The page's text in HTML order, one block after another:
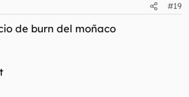
#19
de burn del moñaco